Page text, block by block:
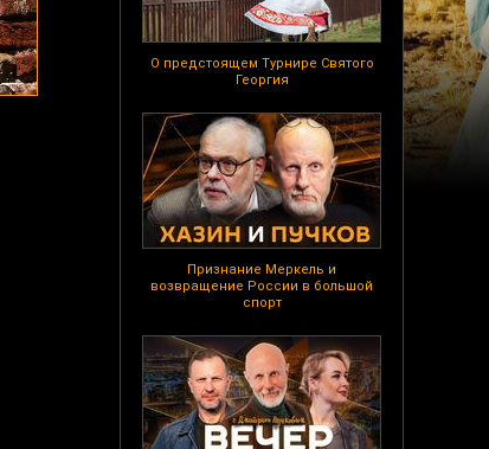
О предстоящем Турнире Святого
Георгия
Признание Меркель и
возвращение России в большой
спорт